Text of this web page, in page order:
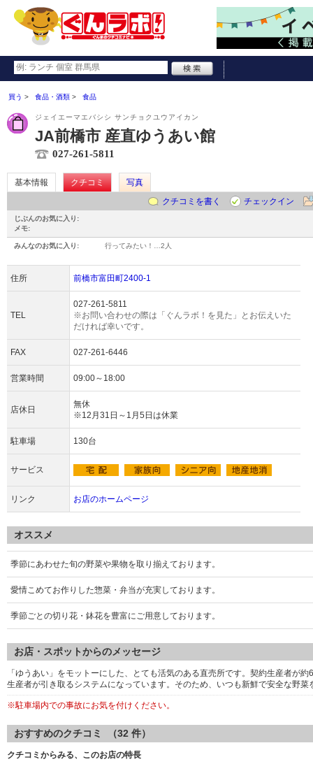
買う 食品・酒類 食品
ジェイエーマエバシシ サンチョクユウアイカン
JA前橋市 産直ゆうあい館
027-261-5811
基本情報 クチコミ
写真
クチコミを書く
チェックイン
じぶんのお気に入り:
メモ:
みんなのお気に入り: 行ってみたい！… 2人
住所 前橋市富田町2400-1
TEL
027-261-5811
※お問い合わせの際は「ぐんラボ！を見た」とお伝えいた
だければ幸いです。
FAX 027-261-6446
営業時間 09:00～18:00
店休日
無休
※12月31日～1月5日は休業
駐車場 130台
サービス
リンク お店のホームページ
オススメ
季節にあわせた旬の野菜や果物を取り揃えております。
愛情こめてお作りした惣菜・弁当が充実しております。
季節ごとの切り花・鉢花を豊富にご用意しております。
お店・スポットからのメッセージ
「ゆうあい」をモットーにした、とても活気のある直売所です。契約生産者が
生産者が引き取るシステムになっています。そのため、いつも新鮮で安全な野菜
※駐車場内での事故にお気を付けください。
おすすめのクチコミ （32 件）
クチコミからみる、このお店の特長